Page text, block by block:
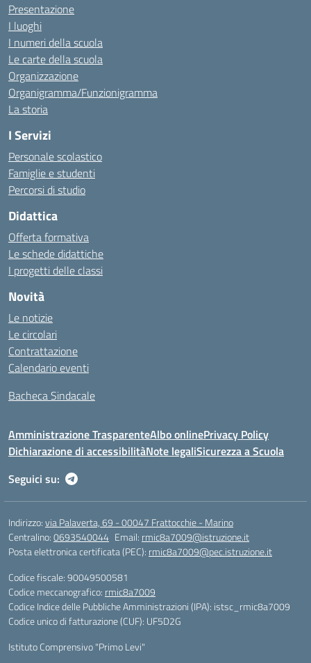
Presentazione
I luoghi
I numeri della scuola
Le carte della scuola
Organizzazione
Organigramma/Funzionigramma
La storia
I Servizi
Personale scolastico
Famiglie e studenti
Percorsi di studio
Didattica
Offerta formativa
Le schede didattiche
I progetti delle classi
Novità
Le notizie
Le circolari
Contrattazione
Calendario eventi
Bacheca Sindacale
Amministrazione TrasparenteAlbo onlinePrivacy Policy
Dichiarazione di accessibilitàNote legaliSicurezza a Scuola
Seguici su:
Indirizzo:via Palaverta, 69 - 00047 Frattocchie - Marino
Centralino:0693540044 Email: rmic8a7009@istruzione.it
Posta elettronica certificata (PEC): rmic8a7009@pec.istruzione.it
Codice fiscale: 90049500581
Codice meccanografico: rmic8a7009
Codice Indice delle Pubbliche Amministrazioni (IPA): istsc_rmic8a7009
Codice unico di fatturazione (CUF): UF5D2G
Istituto Comprensivo "Primo Levi"